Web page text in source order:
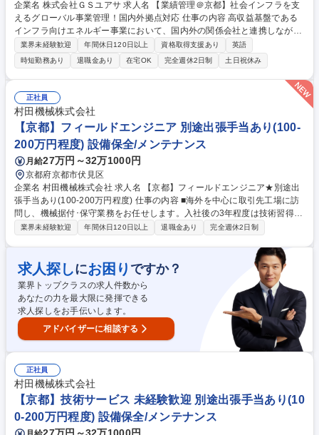
企業名 株式会社ＧＳユアサ 求人名 【業績管理＠京都】社会インフラを支
えるグローバル事業管理！国内外拠点対応 仕事の内容 高収益基盤である
インフラ向けエネルギー事業において、国内外の関係会社と連携しながら
業績管理や海外拠点の事業運営支援を担い、語学力を活かしてグローバル
な事業成長を牽引する重要なポジションです。 【具体業務】・国内外の事
業部や関係会社に対する事業計画および業績見通しの策定から、月次の予
実管理や各種財務諸表の分析までを包括的に推進します。 ・語学力を活か
して海外拠点における重要な契約管理や株主総会対応などの調整を担い、
円滑な事業展開を多角的に支援します。 ・各拠点の経営状況を定量的に把
握し、事業課題の抽出や改善策の提案を行うことで、組織全体の最適な事
業運営を後押しします。 募集職種 【業績管理＠京都】社会インフラを支
えるグローバル事業管理！国内外拠点対応
業界未経験歓迎 年間休日120日以上 資格取得支援あり
英語
時短勤務あり
退職金あり 在宅OK 完全週休2日制 土日祝休み
正社員
村田機械株式会社
【京都】フィールドエンジニア 別途出張手当あり(100-
200万円程度) 設備保全/メンテナンス
月給27万円～32万1000円
京都府京都市伏見区
企業名 村田機械株式会社 求人名 【京都】フィールドエンジニア★別途出
張手当あり(100-200万円程度) 仕事の内容 ■海外を中心に取引先工場に訪
問し、機械据付･保守業務をお任せします。入社後の3年程度は技術習得の
ため、実際に作業を行いますが、それ以降は社内外の調整・顧客折衝など
誇ります。世界的に見れば人口増加しており、繊維産業は拡大していく見
通しです。 【出張】海外出張が中心です。 出張日数：120-150日間/年 出
張期間：3-4週間/回 主な出張先：中国、東南アジア、南アジア、トルコ ※
建物に改変を加える建築業務は発生いたしません。 募集職種 【京都】フ
ィールドエンジニア★別途出張手当あり(100-200万円程度)
業界未経験歓迎 年間休日120日以上 退職金あり 完全週休2日制
求人探しにお困り ですか？
業界トップクラスの求人件数から
あなたの力を最大限に発揮できる
求人探しをお手伝いします。
アドバイザーに相談する
正社員
村田機械株式会社
【京都】技術サービス 未経験歓迎 別途出張手当あり(10
0-200万円程度) 設備保全/メンテナンス